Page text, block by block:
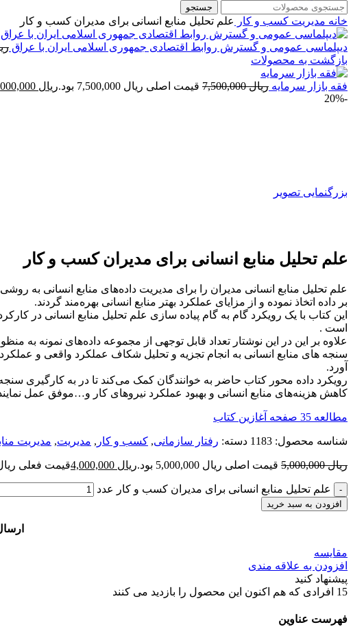
جستجو
خانه مديريت کسب و کار علم تحلیل منابع انسانی برای مدیران کسب و کار
دیپلماسی عمومی و گسترش روابط اقتصادی جمهوری اسلامی ایران با عراق
بازگشت به محصولات
فقه بازار سرمایه ریال7,500,000 قیمت اصلی ریال 7,500,000 بود. ریال
-20%
بزرگنمایی تصویر
علم تحلیل منابع انسانی برای مدیران کسب و کار
علم تحلیل منابع انسانی مدیران را برای مدیریت داده‌های منابع انسانی به
بر داده اتخاذ نموده و از مزایای عملکرد بهتر منابع انسانی بهره‌مند گردند.
است .
علاوه بر این در این نوشتار تعداد قابل توجهی از مجموعه داده‌های نمونه به
سنجه های منابع انسانی به انجام تجزیه و تحلیل شکاف عملکرد واقعی و
آورد.
رویکرد داده محور کتاب حاضر به خوانندگان کمک می‌کند تا در به کارگیری
کاهش هزینه‌های منابع انسانی و بهبود عملکرد نیروهای کار و…موفق عمل
مطالعه 35 صفحه آغازین کتاب
شناسه محصول: 1183 دسته: رفتار سازمانی, کسب و کار , مديريت, مدیریت
ریال5,000,000 قیمت اصلی ریال 5,000,000 بود. ریال قیمت فعلی ریال 4,000,000
علم تحلیل منابع انسانی برای مدیران کسب و کار عدد
افزودن به سبد خرید
مقایسه
افزودن به علاقه مندی
پیشنهاد کنید
15 افرادی که هم اکنون این محصول را بازدید می کنند
فهرست عناوین